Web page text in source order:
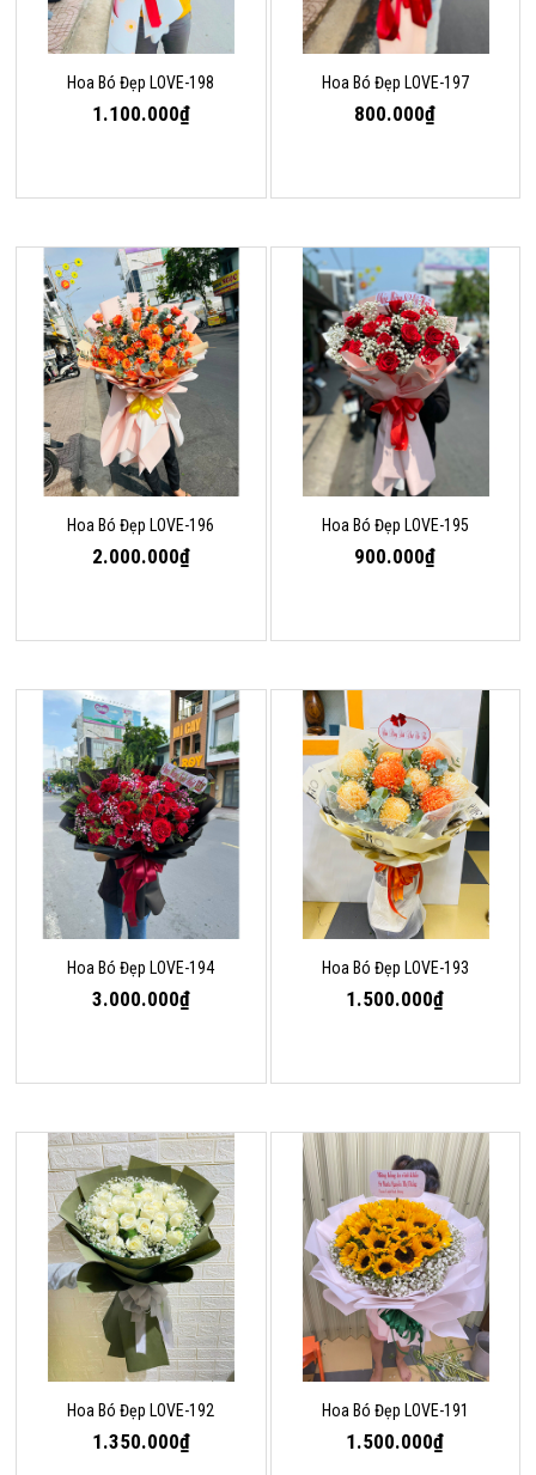
Hoa Bó Đẹp LOVE-198
1.100.000₫
Hoa Bó Đẹp LOVE-197
800.000₫
Hoa Bó Đẹp LOVE-196
2.000.000₫
Hoa Bó Đẹp LOVE-195
900.000₫
Hoa Bó Đẹp LOVE-194
3.000.000₫
Hoa Bó Đẹp LOVE-193
1.500.000₫
Hoa Bó Đẹp LOVE-192
1.350.000₫
Hoa Bó Đẹp LOVE-191
1.500.000₫